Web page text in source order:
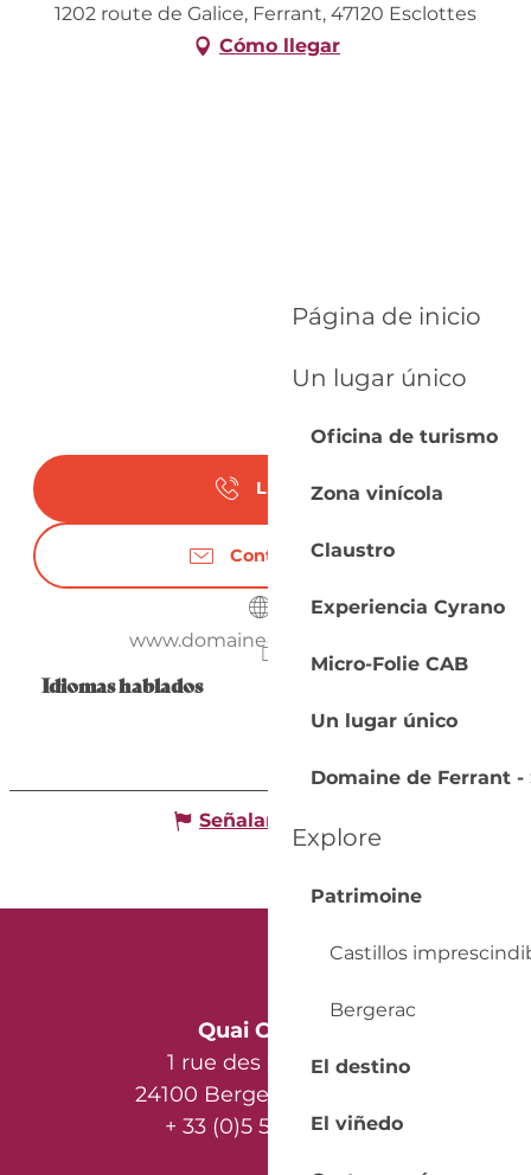
Página de inicio
Un lugar único
Oficina de turismo
Zona vinícola
Claustro
Experiencia Cyrano
Micro-Folie CAB
Un lugar único
Domaine de Ferrant -
Explore
Patrimoine
Castillos
Bergerac
El destino
El viñedo
1202 route de Galice, Ferrant, 47120 Esclottes
Cómo llegar
Llamar
Contáctenos
www.domainedeferrant.com
Idiomas hablados
Idiomas hablados
Señalar un error
Quai Cyrano
1 rue des Récollets
24100 Bergerac - France
+ 33 (0)5 53 57 03 11